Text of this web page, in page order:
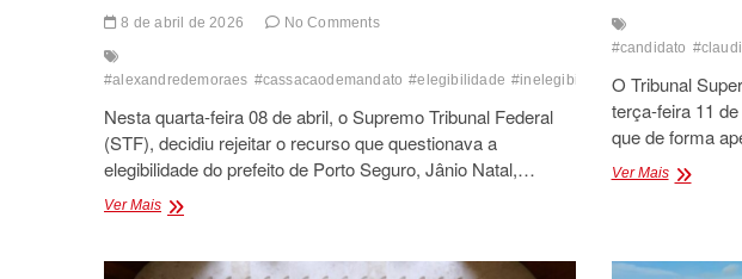
8 de abril de 2026 No Comments
#alexandredemoraes #cassacaodemandato #elegibilidade #inelegibilidade #janionatal
Nesta quarta-feira 08 de abril, o Supremo Tribunal Federal
(STF), decidiu rejeitar o recurso que questionava a
elegibilidade do prefeito de Porto Seguro, Jânio Natal,…
Ver MaisALEXANDRE
CONFIRMA
#candidato
O Tribunal
terça-feira 11
que de forma
Ver MaisDECISÃO